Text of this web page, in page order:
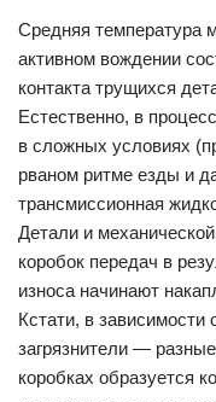
Средняя температура
активном вождении
контакта трущихся
Естественно, в
в сложных условиях
рваном ритме езды и
трансмиссионная
Детали и
коробок передач в
износа начинают
Кстати, в зависимости
загрязнители —
коробках образуется